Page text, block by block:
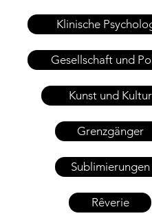
Klinische
Gesellschaft und
Kunst und Kultur
Grenzgänger
Sublimierungen
Rêverie